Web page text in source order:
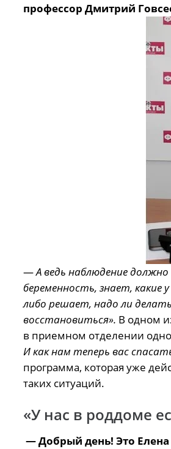
профессор Дмитрий
—А ведь наблюдение
беременность, знает,
либо решает, надо ли
восстановиться». В одном
в приемном отделении
И как нам теперь вас
программа, которая уже
таких ситуаций.
«У нас в роддоме
— Добрый день! Это Елена